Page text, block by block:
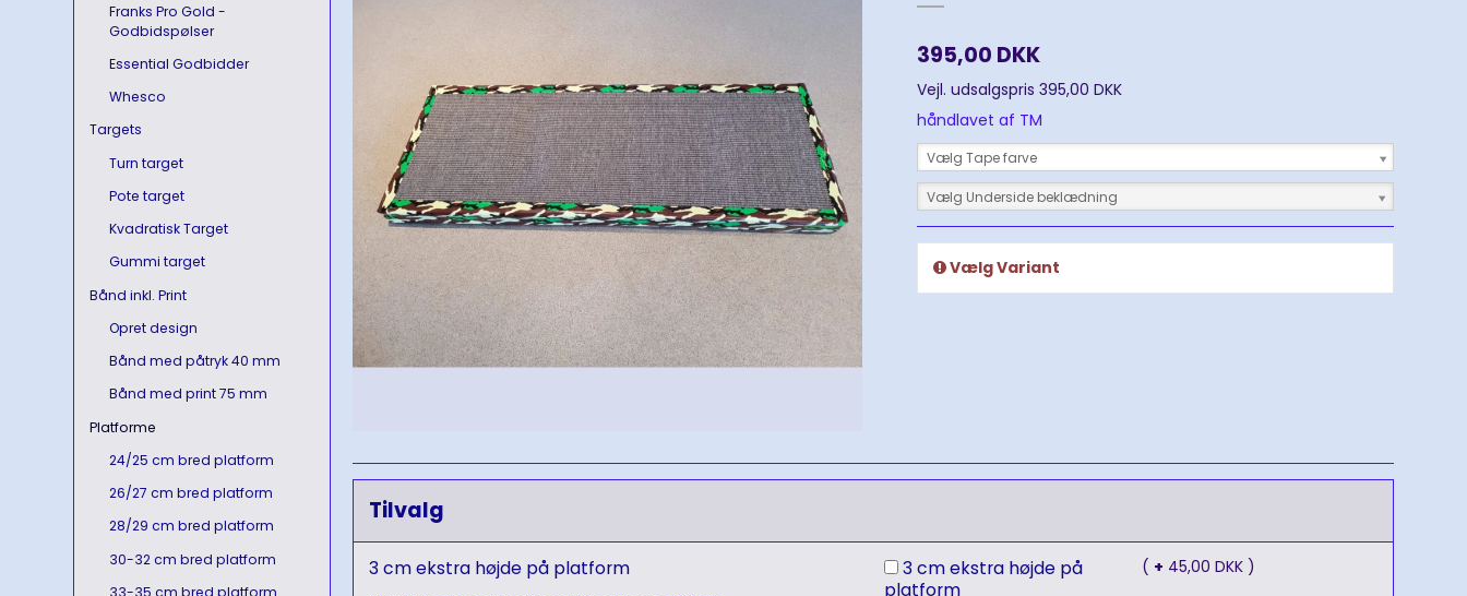
Franks Pro Gold -
Godbidspølser
Essential Godbidder
Whesco
Targets
Turn target
Pote target
Kvadratisk Target
Gummi target
Bånd inkl. Print
Opret design
Bånd med påtryk 40 mm
Bånd med print 75 mm
Platforme
24/25 cm bred platform
26/27 cm bred platform
28/29 cm bred platform
30-32 cm bred platform
33-35 cm bred platform
395,00 DKK
Vejl. udsalgspris 395,00 DKK
håndlavet af TM
Vælg Tape farve
Vælg Underside beklædning
Vælg Variant
Tilvalg
3 cm ekstra højde på platform
3 cm ekstra højde på
platform
( + 45,00 DKK )